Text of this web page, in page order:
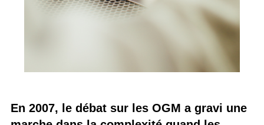
En 2007, le débat sur les OGM a gravi une